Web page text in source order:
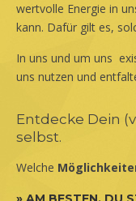
wertvolle Energie in
kann. Dafür gilt es,
In uns und um uns
uns nutzen und
Entdecke Dein
selbst.
Welche